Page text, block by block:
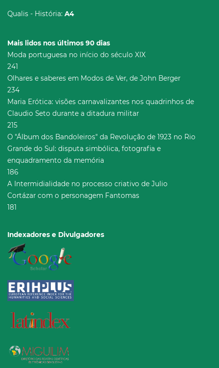
Qualis - História: A4
Mais lidos nos últimos 90 dias
Moda portuguesa no início do século XIX
241
Olhares e saberes em Modos de Ver, de John Berger
234
Maria Erótica: visões carnavalizantes nos quadrinhos de
Claudio Seto durante a ditadura militar
215
O "Álbum dos Bandoleiros" da Revolução de 1923 no Rio
Grande do Sul: disputa simbólica, fotografia e
enquadramento da memória
186
A Intermidialidade no processo criativo de Julio
Cortázar com o personagem Fantomas
181
Indexadores e Divulgadores